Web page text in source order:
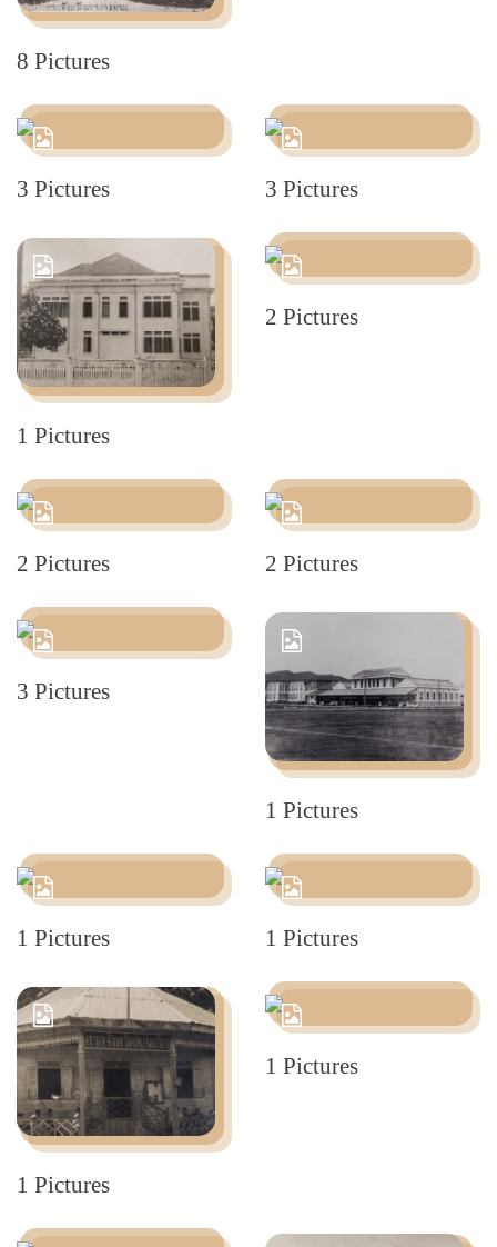
8 Pictures
3 Pictures 3 Pictures
1 Pictures
2 Pictures
2 Pictures 2 Pictures
3 Pictures
1 Pictures
1 Pictures 1 Pictures
1 Pictures
1 Pictures